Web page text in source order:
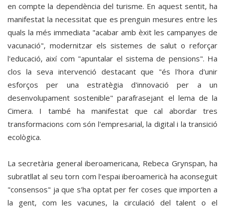
en compte la dependència del turisme. En aquest sentit, ha
manifestat la necessitat que es prenguin mesures entre les
quals la més immediata "acabar amb èxit les campanyes de
vacunació", modernitzar els sistemes de salut o reforçar
l'educació, així com "apuntalar el sistema de pensions". Ha
clos la seva intervenció destacant que "és l'hora d'unir
esforços per una estratègia d'innovació per a un
desenvolupament sostenible" parafrasejant el lema de la
Cimera. I també ha manifestat que cal abordar tres
transformacions com són l'empresarial, la digital i la transició
ecològica.
La secretària general iberoamericana, Rebeca Grynspan, ha
subratllat al seu torn com l'espai iberoamericà ha aconseguit
"consensos" ja que s'ha optat per fer coses que importen a
la gent, com les vacunes, la circulació del talent o el